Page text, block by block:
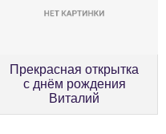
Прекрасная открытка
с днём рождения
Виталий